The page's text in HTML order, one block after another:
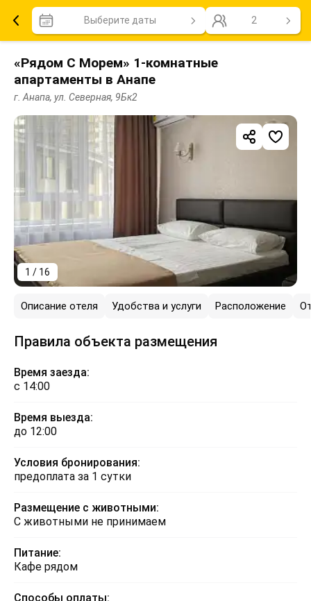
Выберите даты 2
«Рядом С Морем» 1-комнатные
апартаменты в Анапе
г. Анапа, ул. Северная, 9Бк2
1 / 16
Описание отеля Удобства и услуги Расположение
Правила объекта размещения
Время заезда:
с 14:00
Время выезда:
до 12:00
Условия бронирования:
предоплата за 1 сутки
Размещение с животными:
С животными не принимаем
Питание:
Кафе рядом
Способы оплаты: